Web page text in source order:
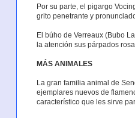
Por su parte, el pigargo
grito penetrante y
El búho de Verreaux (Bubo
la atención sus párpados
MÁS ANIMALES
La gran familia animal de
ejemplares nuevos de
característico que les sirve